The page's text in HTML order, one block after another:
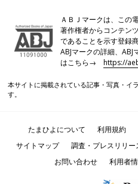
ＡＢＪマークは、この
著作権者からコンテン
であることを示す登録
ABJマークの詳細、
はこちら→https://
本サイトに掲載されている記事・写真・イ
す。
たまひよについて 利用規約
サイトマップ
調査・プレスリリ
お問い合わせ
利用者